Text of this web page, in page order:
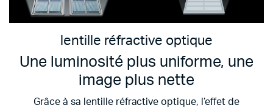
lentille réfractive optique
Une luminosité plus uniforme, une
image plus nette
Grâce à sa lentille réfractive optique, l’effet de